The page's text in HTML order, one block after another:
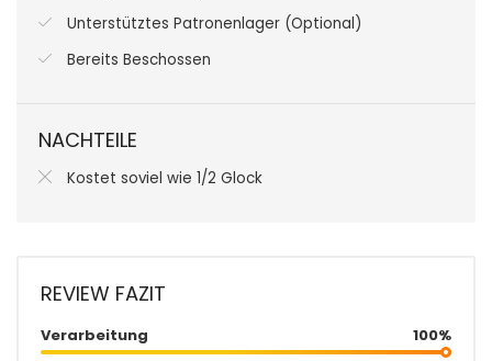
Unterstütztes Patronenlager (Optional)
Bereits Beschossen
NACHTEILE
Kostet soviel wie 1/2 Glock
REVIEW FAZIT
Verarbeitung 100%